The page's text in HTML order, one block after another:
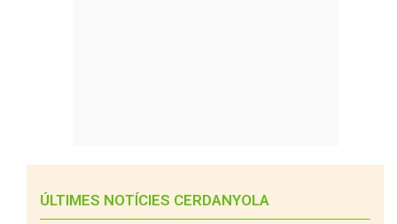
ÚLTIMES NOTÍCIES CERDANYOLA